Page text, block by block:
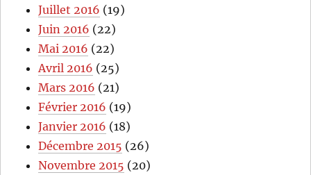
Juillet 2016 (19)
Juin 2016 (22)
Mai 2016 (22)
Avril 2016 (25)
Mars 2016 (21)
Février 2016 (19)
Janvier 2016 (18)
Décembre 2015 (26)
Novembre 2015 (20)